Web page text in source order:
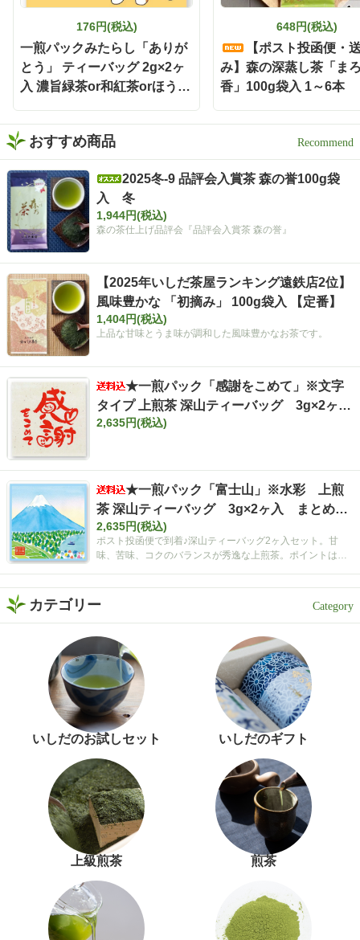
で、飲み終わった後の茶殻
の後始末も手軽🗑️ 本格的な
お茶をもっと身近に楽しみ
たい時にも嬉しい存在です
🌿 お茶どころ静岡ならでは
の、新しい晩酌スタイル
「静岡割」 お酒好きさんも
緑茶好きさんも、保存して
おうち時間に試してみてく
ださい✨ インスタグラム @i
shidachaya 商品サイト http
s://www.ishida-chaya.com/k
okuuma/ #PR#いしだ茶屋 #
タイアップ#静岡割#濃旨緑
茶ティーバッグ
176円(税込)
一煎パックみたらし「ありが
とう」 ティーバッグ 2g×2ヶ
入 濃旨緑茶or和紅茶orほうじ
648円(税込)
【ポスト投函便・
み】森の深蒸し茶「ま
香」100g袋入 1～6本
おすすめ商品
2025冬-9 品評会入賞茶 森の誉100g袋
入 冬
1,944円(税込)
森の茶仕上げ品評会『品評会入賞茶 森の誉』
【2025年いしだ茶屋ランキング遠鉄店2位】
風味豊かな 「初摘み」 100g袋入 【定番】
1,404円(税込)
上品な甘味とうま味が調和した風味豊かなお茶です。
★一煎パック「感謝をこめて」※文字
タイプ 上煎茶 深山ティーバッグ 3g×2ヶ
入 まとめ買いセット【ポスト投函便・送料
2,635円(税込)
★一煎パック「富士山」※水彩 上煎
茶 深山ティーバッグ 3g×2ヶ入 まとめ買
いセット【ポスト投函便・送料込み】
2,635円(税込)
ポスト投函便で到着♪深山ティーバッグ2ヶ入セット。甘
味、苦味、コクのバランスが秀逸な上煎茶。ポイントは空
カテゴリー
いしだのお試しセット いしだのギフト
上級煎茶 煎茶